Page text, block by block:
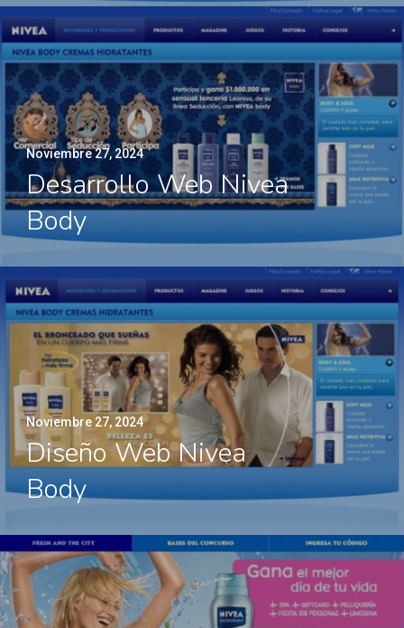
Noviembre 27, 2024
Desarrollo Web Nivea
Body
Noviembre 27, 2024
Diseño Web Nivea
Body